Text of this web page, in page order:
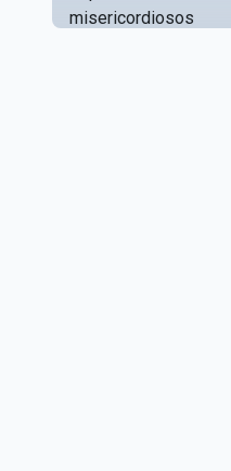
misericordiosos